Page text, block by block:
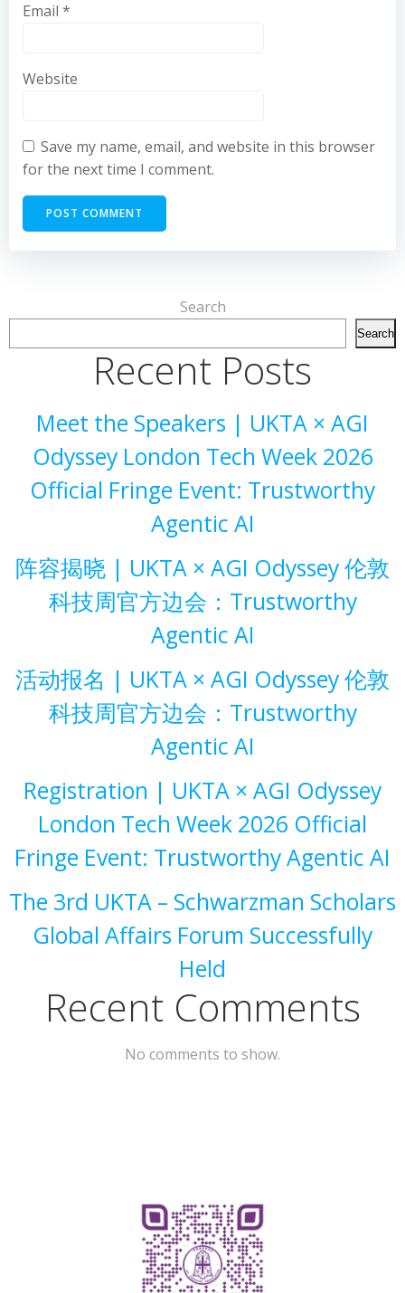
Email *
Website
Save my name, email, and website in this browser
for the next time I comment.
Search
Search
Recent Posts
Meet the Speakers | UKTA × AGI
Odyssey London Tech Week 2026
Official Fringe Event: Trustworthy
Agentic AI
阵容揭晓 | UKTA × AGI Odyssey 伦敦
科技周官方边会：Trustworthy
Agentic AI
活动报名 | UKTA × AGI Odyssey 伦敦
科技周官方边会：Trustworthy
Agentic AI
Registration | UKTA × AGI Odyssey
London Tech Week 2026 Official
Fringe Event: Trustworthy Agentic AI
The 3rd UKTA – Schwarzman Scholars
Global Affairs Forum Successfully
Held
Recent Comments
No comments to show.